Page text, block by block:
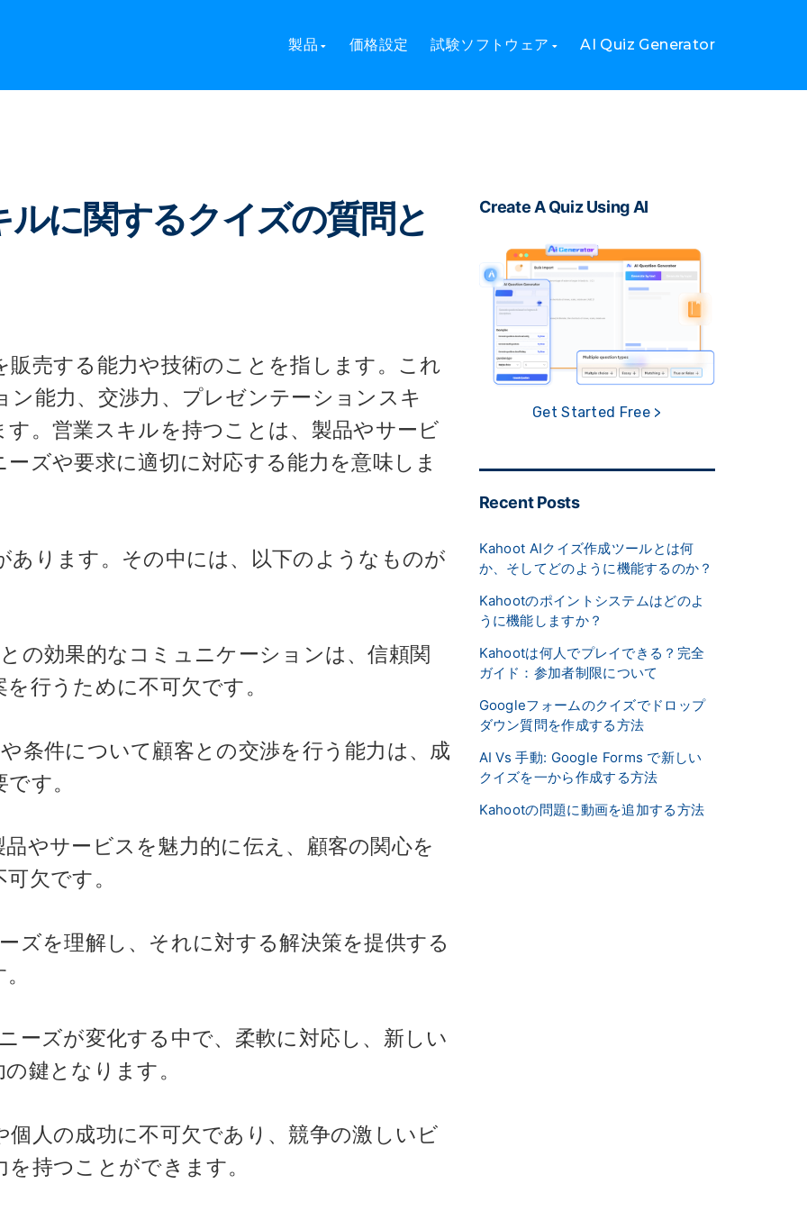
製品 価格設定 試験ソフトウェア AI Quiz Generator
に関するクイズの質問と
売する能力や技術のことを指します。これ
能力、交渉力、プレゼンテーションスキ
。営業スキルを持つことは、製品やサービ
ズや要求に適切に対応する能力を意味しま
あります。その中には、以下のようなものが
の効果的なコミュニケーションは、信頼関
行うために不可欠です。
条件について顧客との交渉を行う能力は、成
す。
やサービスを魅力的に伝え、顧客の関心を
欠です。
ズを理解し、それに対する解決策を提供する
ーズが変化する中で、柔軟に対応し、新しい
鍵となります。
人の成功に不可欠であり、競争の激しいビ
持つことができます。
Create A Quiz Using AI
Get Started Free >
Recent Posts
Kahoot AIクイズ作成ツールとは何
か、そしてどのように機能するのか？
Kahootのポイントシステムはどのよ
うに機能しますか？
Kahootは何人でプレイできる？完全
ガイド：参加者制限について
Googleフォームのクイズでドロップ
ダウン質問を作成する方法
AI Vs 手動: Google Forms で新しい
クイズを一から作成する方法
Kahootの問題に動画を追加する方法